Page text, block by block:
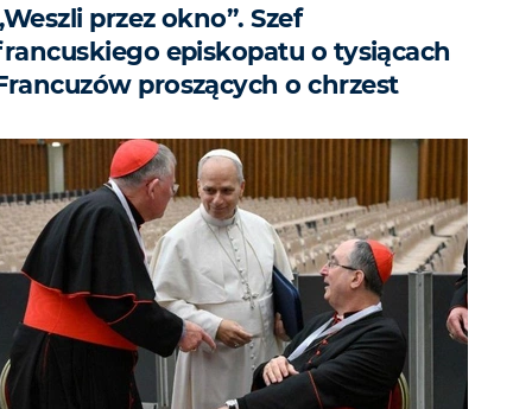
przez okno”. Szef
episkopatu o tysiącach
proszących o chrzest